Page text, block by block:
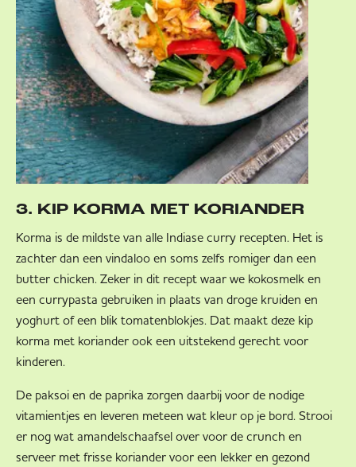
3. KIP KORMA MET KORIANDER
Korma is de mildste van alle Indiase curry recepten. Het is
zachter dan een vindaloo en soms zelfs romiger dan een
butter chicken. Zeker in dit recept waar we kokosmelk en
een currypasta gebruiken in plaats van droge kruiden en
yoghurt of een blik tomatenblokjes. Dat maakt deze kip
korma met koriander ook een uitstekend gerecht voor
kinderen.
De paksoi en de paprika zorgen daarbij voor de nodige
vitamientjes en leveren meteen wat kleur op je bord. Strooi
er nog wat amandelschaafsel over voor de crunch en
serveer met frisse koriander voor een lekker en gezond